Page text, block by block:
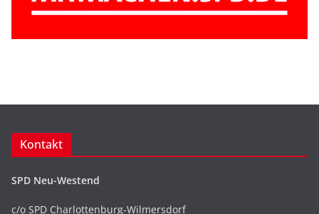
Kontakt
SPD Neu-Westend
c/o SPD Charlottenburg-Wilmersdorf